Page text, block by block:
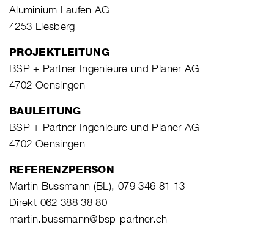
Aluminium Laufen AG
4253 Liesberg
PROJEKTLEITUNG
BSP + Partner Ingenieure und Planer AG
4702 Oensingen
BAULEITUNG
BSP + Partner Ingenieure und Planer AG
4702 Oensingen
REFERENZPERSON
Martin Bussmann (BL), 079 346 81 13
Direkt 062 388 38 80
martin.bussmann@bsp-partner.ch